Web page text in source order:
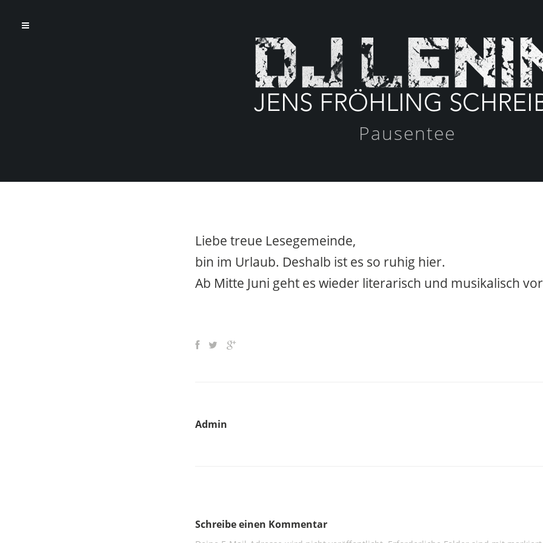
Pausentee
Liebe treue Lesegemeinde,
bin im Urlaub. Deshalb ist es so ruhig hier.
Ab Mitte Juni geht es wieder literarisch und musikalisch
Admin
Schreibe einen Kommentar